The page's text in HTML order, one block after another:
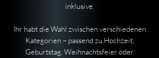
inklusive.
Ihr habt die Wahl zwischen verschiedenen
Kategorien – passend zu Hochzeit,
Geburtstag, Weihnachtsfeier oder